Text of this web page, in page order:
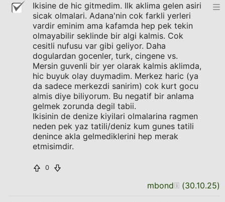
Ikisine de hic gitmedim. Ilk aklima gelen asiri
sicak olmalari. Adana'nin cok farkli yerleri
vardir eminim ama kafamda hep pek tekin
olmayabilir seklinde bir algi kalmis. Cok
cesitli nufusu var gibi geliyor. Daha
dogulardan gocenler, turk, cingene vs.
Mersin guvenli bir yer olarak kalmis aklimda,
hic buyuk olay duymadim. Merkez haric (ya
da sadece merkezdi sanirim) cok kurt gocu
almis diye biliyorum. Bu negatif bir anlama
gelmek zorunda degil tabii.
Ikisinin de denize kiyilari olmalarina ragmen
neden pek yaz tatili/deniz kum gunes tatili
denince akla gelmediklerini hep merak
etmisimdir.
0
mbond (30.10.25)